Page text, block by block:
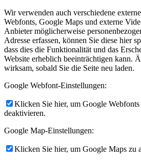
Wir verwenden auch verschiedene
Webfonts, Google Maps und externe
Anbieter möglicherweise
Adresse erfassen, können Sie diese hier
dass dies die Funktionalität und das
Website erheblich beeinträchtigen kann.
wirksam, sobald Sie die Seite neu laden.
Google Webfont-Einstellungen:
Klicken Sie hier, um Google
deaktivieren.
Google Map-Einstellungen:
Klicken Sie hier, um Google Maps zu